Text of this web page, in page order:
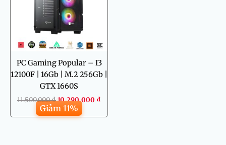
PC Gaming Popular – I3
12100F | 16Gb | M.2 256Gb |
GTX 1660S
11.500.000₫10.290.000 ₫
Giảm 11%